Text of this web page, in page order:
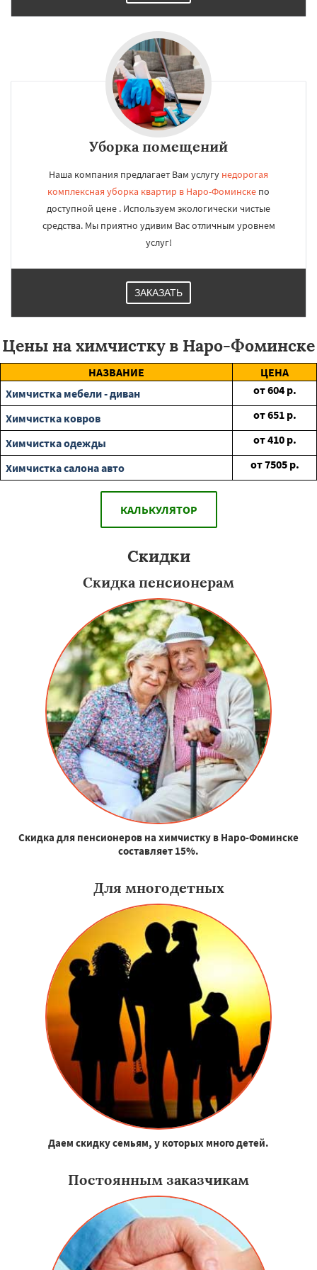
Уборка помещений
Наша компания предлагает Вам услугу недорогая
комплексная уборка квартир в Наро-Фоминске по
доступной цене . Используем экологически чистые
средства. Мы приятно удивим Вас отличным уровнем
услуг!
ЗАКАЗАТЬ
Цены на химчистку в Наро-Фоминске
НАЗВАНИЕ
ЦЕНА
Химчистка мебели - диван
от604 р.
Химчистка ковров
от651 р.
Химчистка одежды
от410 р.
Химчистка салона авто
от7505 р.
КАЛЬКУЛЯТОР
Скидки
Скидка пенсионерам
Скидка для пенсионеров на химчистку в Наро-Фоминске
составляет 15%.
Для многодетных
Даем скидку семьям, у которых много детей.
Постоянным заказчикам